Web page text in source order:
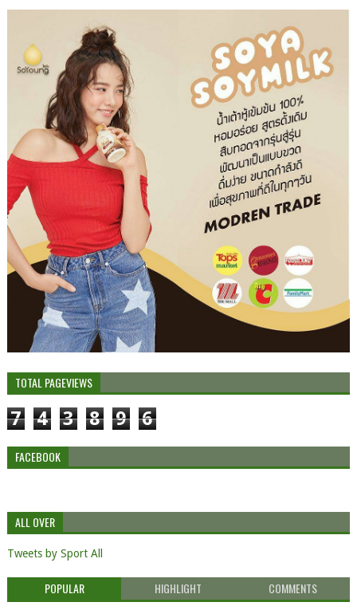
TOTAL PAGEVIEWS
7 4 3 8 9 6
FACEBOOK
ALL OVER
Tweets by Sport All
POPULAR HIGHLIGHT COMMENTS